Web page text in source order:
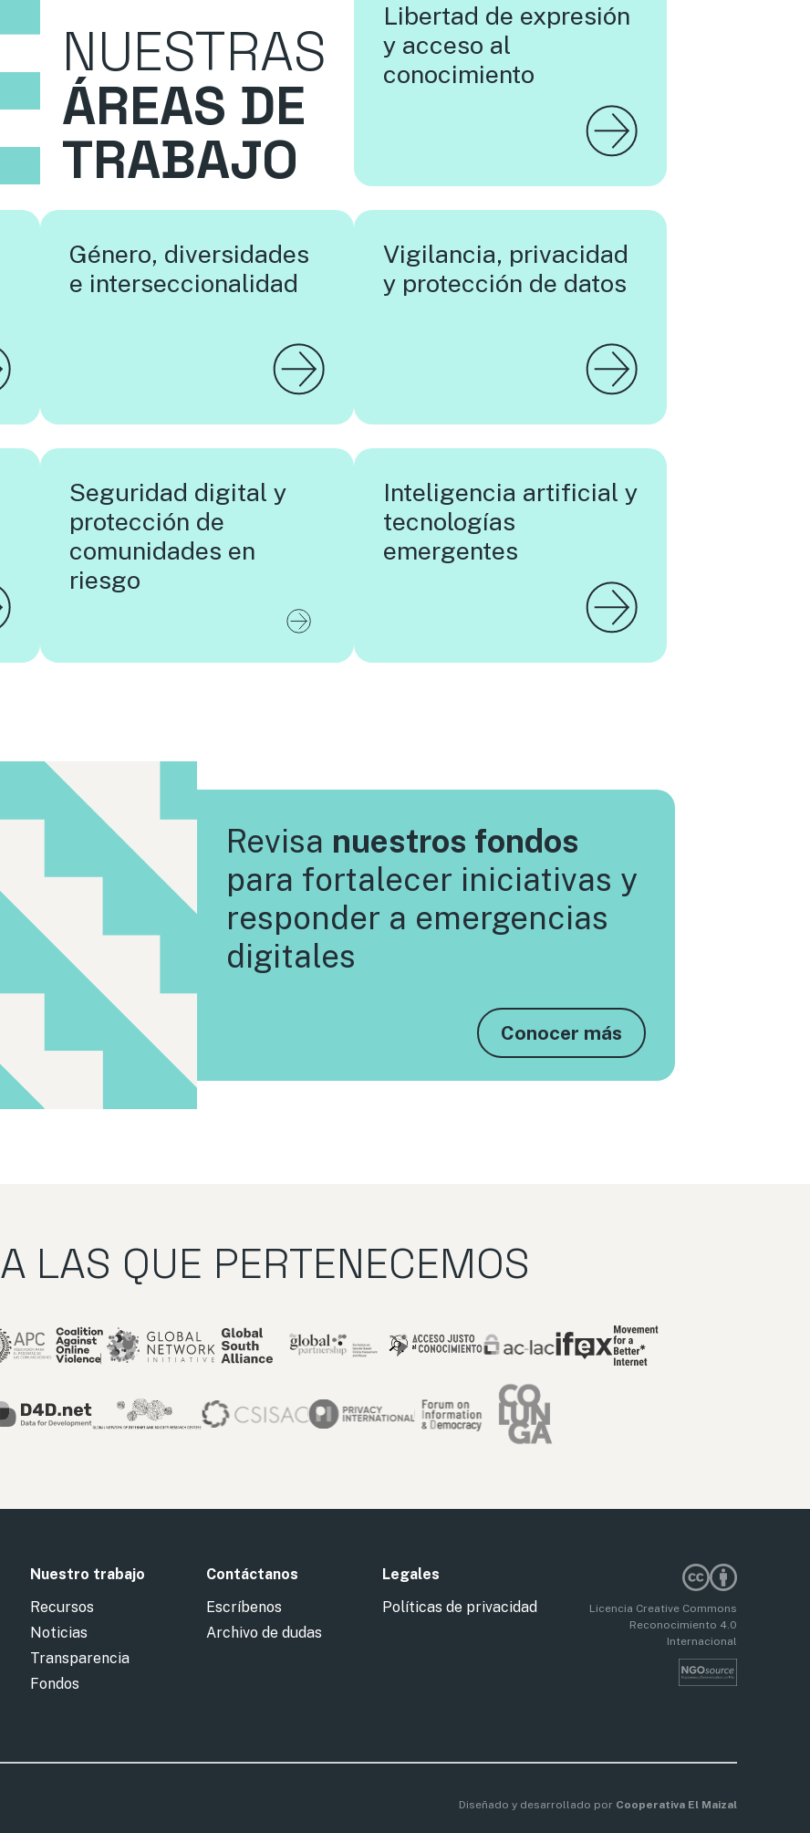
NUESTRAS
ÁREAS DE
TRABAJO
Libertad de expresión
y acceso al
conocimiento
Género, diversidades
e interseccionalidad
Vigilancia, privacidad
y protección de datos
Seguridad digital y
protección de
comunidades en
riesgo
Inteligencia artificial y
tecnologías
emergentes
Revisa nuestros fondos
para fortalecer iniciativas y
responder a emergencias
digitales
Conocer más
A LAS QUE PERTENECEMOS
Nuestro trabajo
Recursos
Noticias
Transparencia
Fondos
Contáctanos
Escríbenos
Archivo de dudas
Legales
Políticas de privacidad
Licencia Creative Commons
Reconocimiento 4.0
Internacional
Diseñado y desarrollado por Cooperativa El Maizal